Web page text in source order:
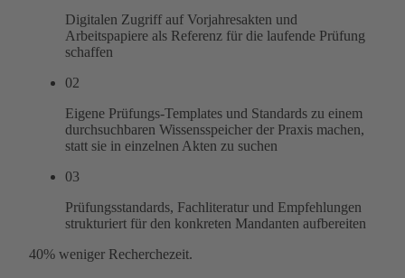
Digitalen Zugriff auf Vorjahresakten und
Arbeitspapiere als Referenz für die laufende Prüfung
schaffen
02
Eigene Prüfungs-Templates und Standards zu einem
durchsuchbaren Wissensspeicher der Praxis machen,
statt sie in einzelnen Akten zu suchen
03
Prüfungsstandards, Fachliteratur und Empfehlungen
strukturiert für den konkreten Mandanten aufbereiten
40% weniger Recherchezeit.